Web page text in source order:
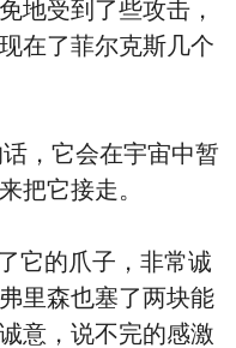
地受到了些攻击，
在了菲尔克斯几个
，它会在宇宙中暂
把它接走。
它的爪子，非常诚
里森也塞了两块能
意，说不完的感激